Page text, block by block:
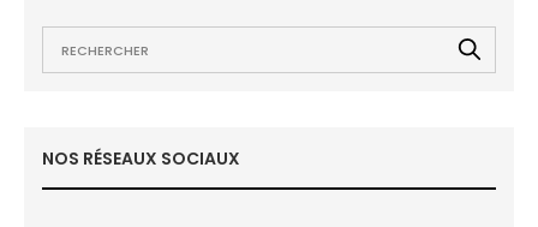
NOS RÉSEAUX SOCIAUX